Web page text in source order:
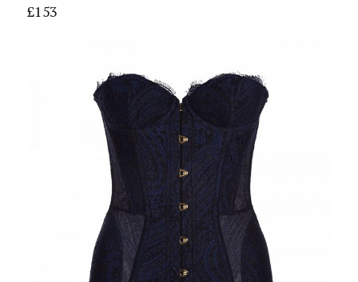
£153